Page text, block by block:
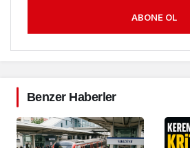
ABONE OL
Benzer Haberler